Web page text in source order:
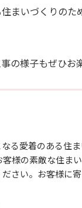
まいづくりのた
の様子もぜひお
る愛着のある住
様の素敵な住ま
さい。お客様に